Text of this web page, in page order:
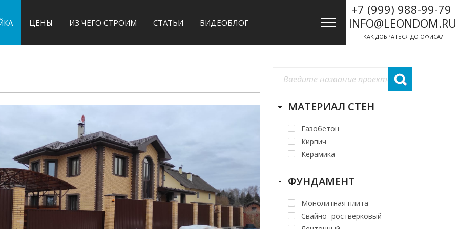
+7 (999) 988-99-79
INFO@LEONDOM.RU
КАК ДОБРАТЬСЯ ДО ОФИСА?
ЦЕНЫ ИЗ ЧЕГО СТРОИМ СТАТЬИ ВИДЕОБЛОГ
МАТЕРИАЛ СТЕН
Газобетон
Кирпич
Керамика
ФУНДАМЕНТ
Монолитная плита
Свайно- ростверковый